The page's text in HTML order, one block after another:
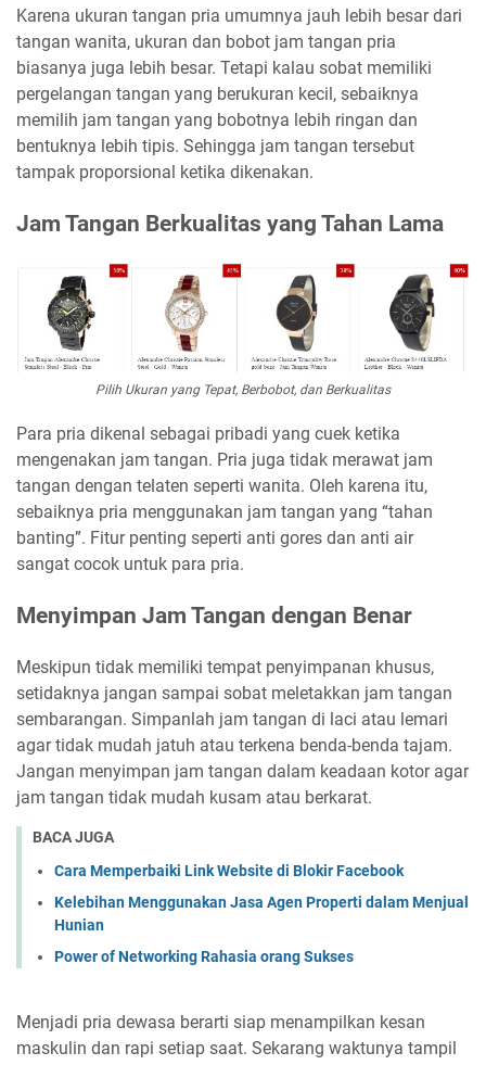
Karena ukuran tangan pria umumnya jauh lebih besar dari
tangan wanita, ukuran dan bobot jam tangan pria
biasanya juga lebih besar. Tetapi kalau sobat memiliki
pergelangan tangan yang berukuran kecil, sebaiknya
memilih jam tangan yang bobotnya lebih ringan dan
bentuknya lebih tipis. Sehingga jam tangan tersebut
tampak proporsional ketika dikenakan.
Jam Tangan Berkualitas yang Tahan Lama
Pilih Ukuran yang Tepat, Berbobot, dan Berkualitas
Para pria dikenal sebagai pribadi yang cuek ketika
mengenakan jam tangan. Pria juga tidak merawat jam
tangan dengan telaten seperti wanita. Oleh karena itu,
sebaiknya pria menggunakan jam tangan yang “tahan
banting”. Fitur penting seperti anti gores dan anti air
sangat cocok untuk para pria.
Menyimpan Jam Tangan dengan Benar
Meskipun tidak memiliki tempat penyimpanan khusus,
setidaknya jangan sampai sobat meletakkan jam tangan
sembarangan. Simpanlah jam tangan di laci atau lemari
agar tidak mudah jatuh atau terkena benda-benda tajam.
Jangan menyimpan jam tangan dalam keadaan kotor agar
jam tangan tidak mudah kusam atau berkarat.
BACA JUGA
Cara Memperbaiki Link Website di Blokir Facebook
Kelebihan Menggunakan Jasa Agen Properti dalam Menjual
Hunian
Power of Networking Rahasia orang Sukses
Menjadi pria dewasa berarti siap menampilkan kesan
maskulin dan rapi setiap saat. Sekarang waktunya tampil